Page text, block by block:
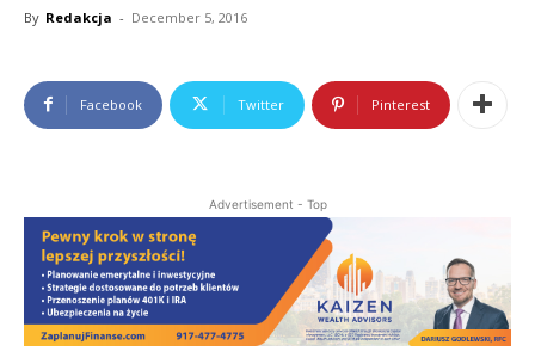
By Redakcja - December 5, 2016
Facebook Twitter Pinterest
Advertisement - Top